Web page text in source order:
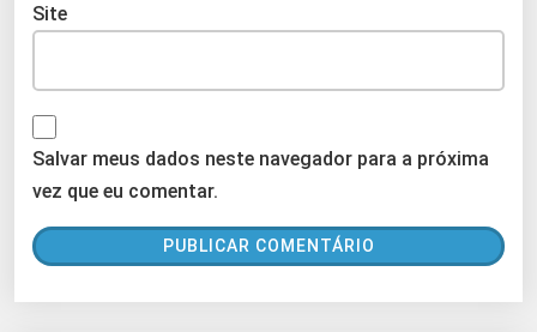
Site
Salvar meus dados neste navegador para a próxima
vez que eu comentar.